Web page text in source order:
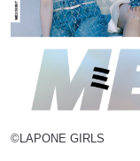
©LAPONE GIRLS